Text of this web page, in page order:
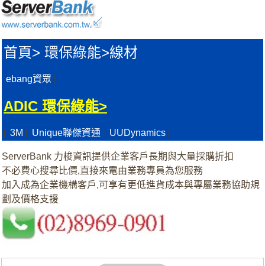
首頁> 環保綠能>線材
ebang資眾
ADIC 環保綠能>
3M Unique聯傑資通 UUDynamics
ServerBank 力梭資訊提供企業客戶長期與大量採購折扣
不必費心搜尋比價,直接來電由業務專員為您服務
加入成為企業機構客戶,可享有更低進貨成本與專屬業務協助規
劃及價格支援